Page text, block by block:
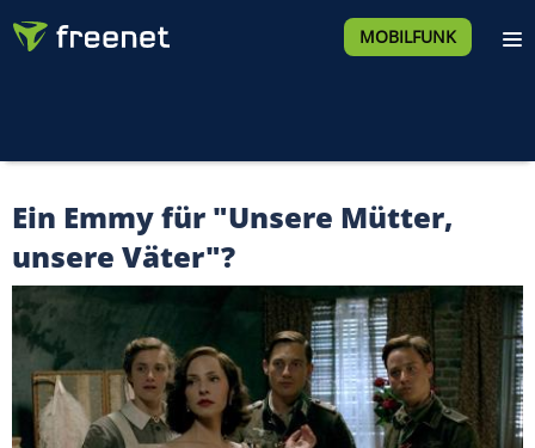
MOBILFUNK
Ein Emmy für "Unsere Mütter,
unsere Väter"?